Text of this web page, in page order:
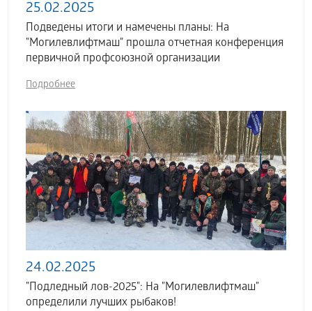
25.02.2025
Подведены итоги и намечены планы: На
"Могилевлифтмаш" прошла отчетная конференция
первичной профсоюзной организации
Подробнее
24.02.2025
"Подледный лов-2025": На "Могилевлифтмаш"
определили лучших рыбаков!